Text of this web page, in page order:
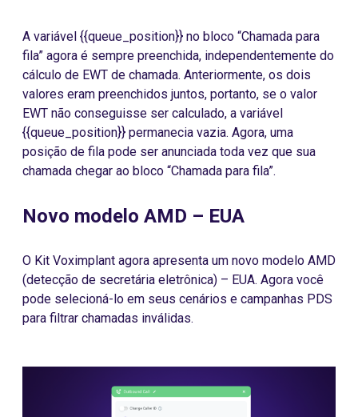
A variável {{queue_position}} no bloco “Chamada para
fila” agora é sempre preenchida, independentemente do
cálculo de EWT de chamada. Anteriormente, os dois
valores eram preenchidos juntos, portanto, se o valor
EWT não conseguisse ser calculado, a variável
{{queue_position}} permanecia vazia. Agora, uma
posição de fila pode ser anunciada toda vez que sua
chamada chegar ao bloco “Chamada para fila”.
Novo modelo AMD – EUA
O Kit Voximplant agora apresenta um novo modelo AMD
(detecção de secretária eletrônica) – EUA. Agora você
pode selecioná-lo em seus cenários e campanhas PDS
para filtrar chamadas inválidas.